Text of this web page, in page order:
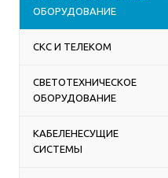
ОБОРУДОВАНИЕ
СКС И ТЕЛЕКОМ
СВЕТОТЕХНИЧЕСКОЕ
ОБОРУДОВАНИЕ
КАБЕЛЕНЕСУЩИЕ
СИСТЕМЫ